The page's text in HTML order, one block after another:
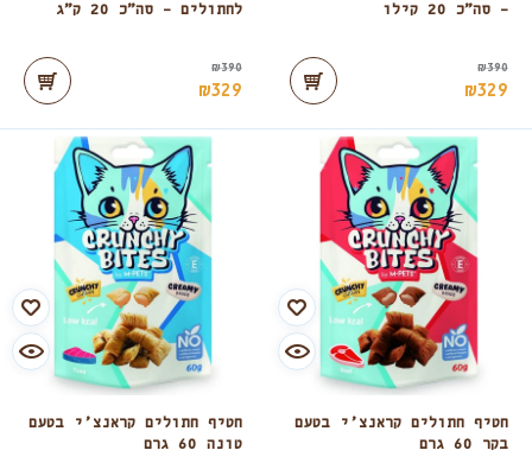
– סה”כ 20 קילו
₪390
₪329
לחתולים – סה”כ 20 ק”ג
₪390
₪329
חטיף חתולים קראנצ’י בטעם
בקר 60 גרם
חטיף חתולים קראנצ’י בטעם
טונה 60 גרם